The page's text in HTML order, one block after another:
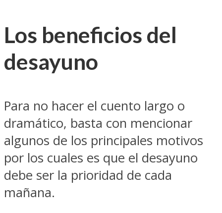
Los beneficios del
desayuno
Para no hacer el cuento largo o
dramático, basta con mencionar
algunos de los principales motivos
por los cuales es que el desayuno
debe ser la prioridad de cada
mañana.